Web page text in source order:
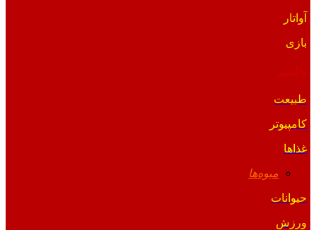
آواتار
بازی
طبیعت
کامپیوتر
غذاها
میوه‌ها
حیوانات
ورزش